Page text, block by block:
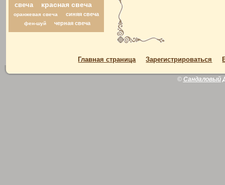
свеча
красная свеча
оранжевая свеча синяя свеча
фен-шуй черная свеча
Главная страница Зарегистрироваться
© Сандаловый